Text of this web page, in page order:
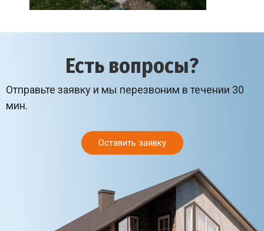
Есть вопросы?
Отправьте заявку и мы перезвоним в течении 30
мин.
Оставить заявку